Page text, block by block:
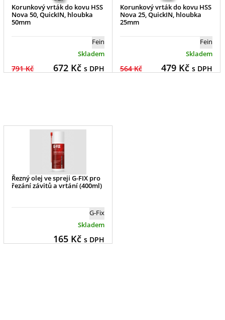
Korunkový vrták do kovu HSS
Nova 50, QuickIN, hloubka
50mm
Fein
Skladem
791 Kč 672Kč s DPH
Korunkový vrták do kovu HSS
Nova 25, QuickIN, hloubka
25mm
Fein
Skladem
564 Kč 479Kč s DPH
Řezný olej ve spreji G-FIX pro
řezání závitů a vrtání (400ml)
G-Fix
Skladem
165Kč s DPH